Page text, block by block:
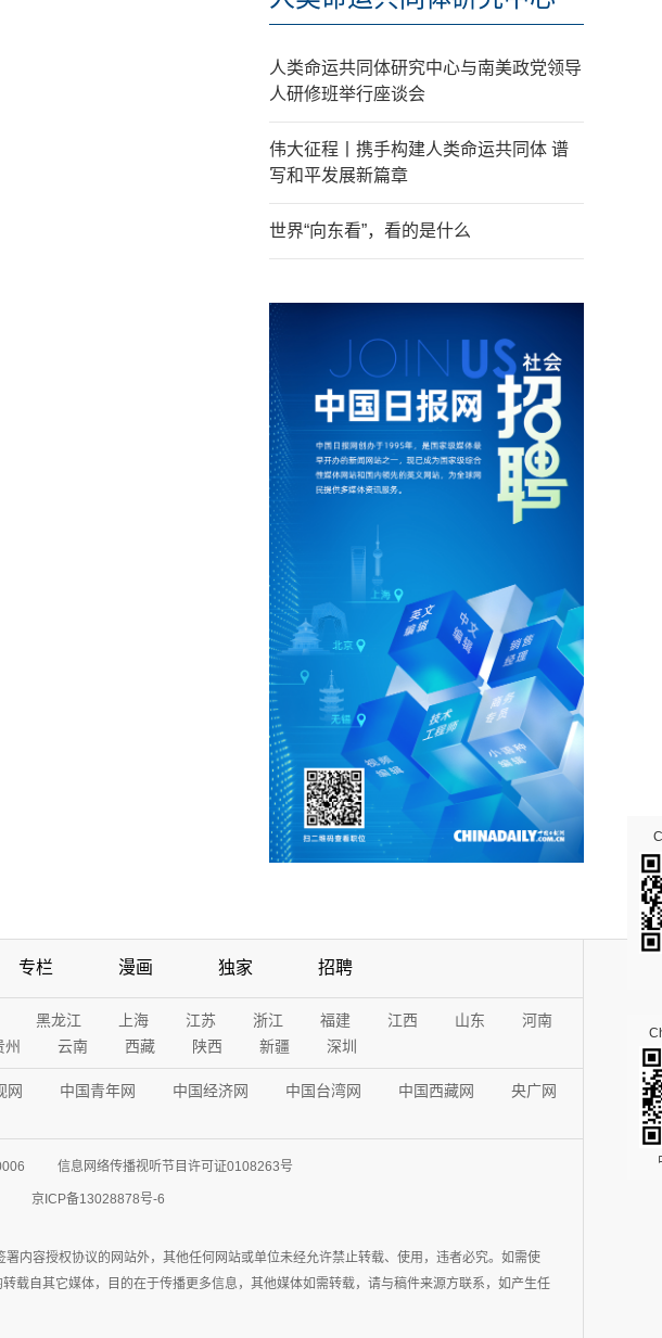
人类命运共同体研究中心与南美政党领导
人研修班举行座谈会
伟大征程丨携手构建人类命运共同体 谱
写和平发展新篇章
世界“向东看”，看的是什么
专栏 漫画 独家 招聘
黑龙江 上海 江苏 浙江 福建 江西 山东
河南
州 云南 西藏 陕西 新疆 深圳
网 中国青年网 中国经济网 中国台湾网 中国西藏网
央广网
信息网络传播视听节目许可证0108263号
京ICP备13028878号-6
内容授权协议的网站外，其他任何网站或单位未经允许禁止转载、使用，违者必究。如需使
载自其它媒体，目的在于传播更多信息，其他媒体如需转载，请与稿件来源方联系，如产生任